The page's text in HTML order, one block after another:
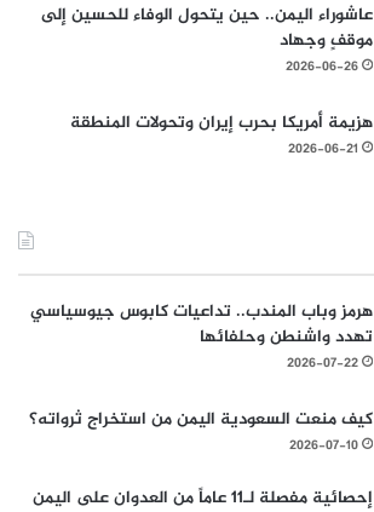
عاشوراء اليمن.. حين يتحول الوفاء للحسين إلى
موقفٍ وجهاد
2026-06-26
هزيمة أمريكا بحرب إيران وتحولات المنطقة
2026-06-21
هرمز وباب المندب.. تداعيات كابوس جيوسياسي
تهدد واشنطن وحلفائها
2026-07-22
كيف منعت السعودية اليمن من استخراج ثرواته؟
2026-07-10
إحصائية مفصلة لـ11 عاماً من العدوان على اليمن